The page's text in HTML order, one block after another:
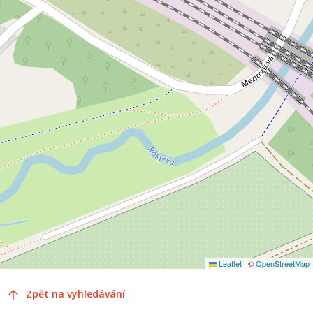
Leaflet | ©OpenStreetMap
Zpět na vyhledávání